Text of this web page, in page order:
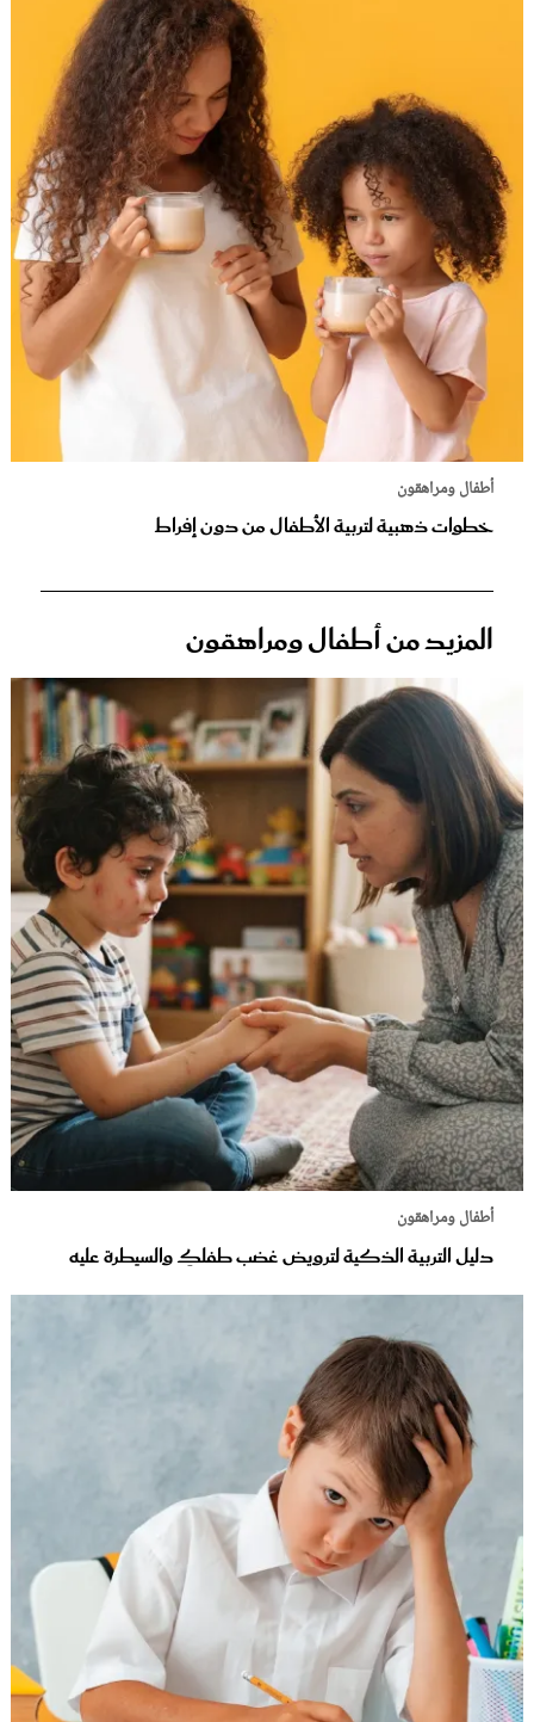
أطفال ومراهقون
خطوات ذهبية لتربية الأطفال من دون إفراط
المزيد من أطفال ومراهقون
أطفال ومراهقون
دليل التربية الذكية لترويض غضب طفلكِ والسيطرة عليه